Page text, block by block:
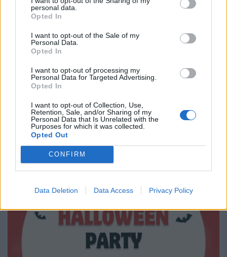
personal data.
Opted In
I want to opt-out of the Sale of my
Personal Data.
Opted In
I want to opt-out of processing my
Personal Data for Targeted Advertising.
Opted In
I want to opt-out of Collection, Use,
Retention, Sale, and/or Sharing of my
Personal Data that Is Unrelated with the
Purposes for which it was collected.
Opted Out
CONFIRM
Data Deletion Data Access Privacy Policy
Halloween Party à Palavas-les-Flots
L'Association Los Popinos, à qui l'on doit la réintroduction du
traditionnel Carnaval de Palavas-les-Flots, vous invite à la
salle des fêtes de Palavas-les-Flots pour la Halloween Party,
le mardi 31 octobre 2023 à partir de 20h30.